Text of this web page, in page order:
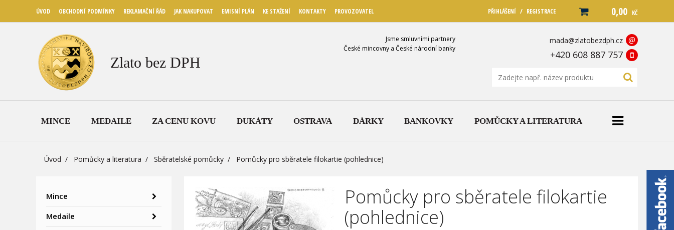
ÚVOD OBCHODNÍ PODMÍNKY REKLAMAČNÍ ŘÁD JAK NAKUPOVAT EMISNÍ PLÁN KE STAŽENÍ KONTAKTY PROVOZOVATEL PŘIHLÁŠENÍ / REGISTRACE 0,00 KČ
Zlato bez DPH
Jsme smluvními partnery
České mincovny a České národní banky
mada@zlatobezdph.cz @
+420 608 887 757
MINCE MEDAILE ZA CENU KOVU DUKÁTY OSTRAVA DÁRKY BANKOVKY POMŮCKY A LITERATURA
Úvod Pomůcky a literatura Sběratelské pomůcky Pomůcky pro sběratele filokartie (pohlednice)
Mince
Medaile
Pomůcky pro sběratele filokartie
(pohlednice)